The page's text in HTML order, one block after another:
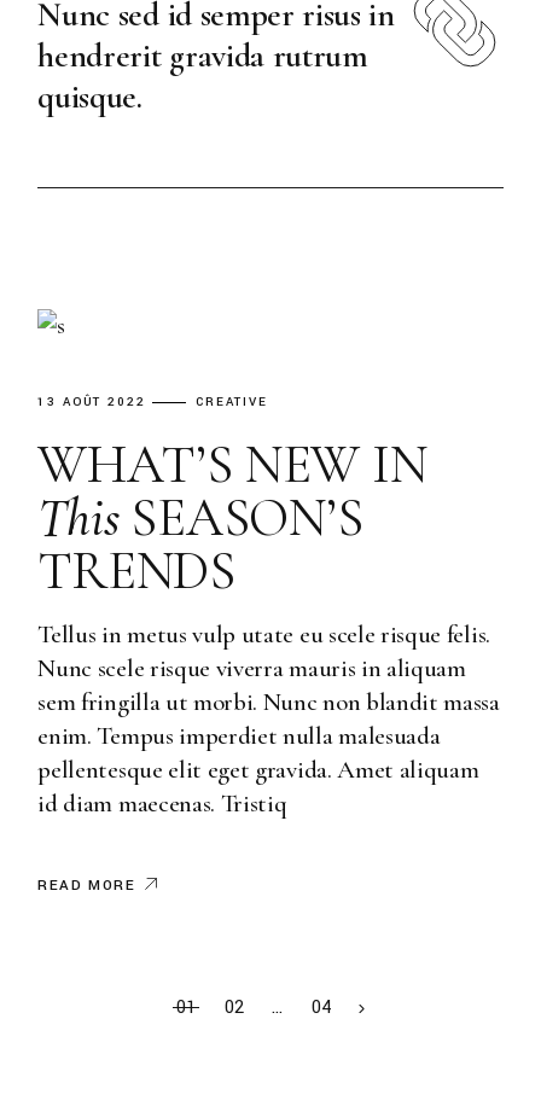
Nunc sed id semper risus in
hendrerit gravida rutrum
quisque.
13 AOÛT 2022 CREATIVE
WHAT’S NEW IN
ThisSEASON’S
TRENDS
Tellus in metus vulp utate eu scele risque felis.
Nunc scele risque viverra mauris in aliquam
sem fringilla ut morbi. Nunc non blandit massa
enim. Tempus imperdiet nulla malesuada
pellentesque elit eget gravida. Amet aliquam
id diam maecenas. Tristiq
READ MORE
01 02 … 04